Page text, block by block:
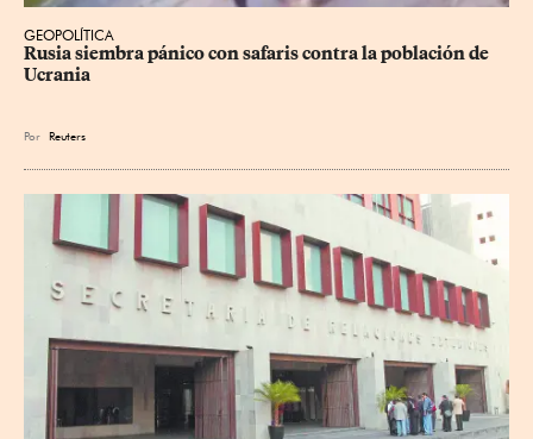
GEOPOLÍTICA
Rusia siembra pánico con safaris contra la población de
Ucrania
Por Reuters